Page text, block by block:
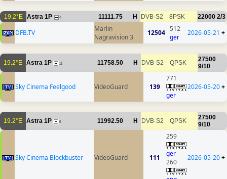
19.2°E Astra 1P 4 11111.75 H DVB-S2 8PSK 22000 2/3
DFB.TV
Marlin
Nagravision 3
12504 512
ger
2026-05-21 +
19.2°E Astra 1P 11 11758.50 H DVB-S2 QPSK
27500
9/10
Sky Cinema Feelgood VideoGuard 139
771
ger
2026-05-20+
19.2°E Astra 1P 8 11992.50 H DVB-S2 QPSK
27500
9/10
Sky Cinema Blockbuster VideoGuard 111
259
ger
260
2026-05-20+